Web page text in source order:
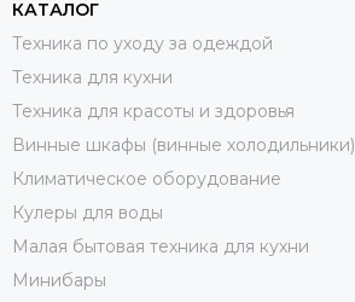
КАТАЛОГ
Техника по уходу за одеждой
Техника для кухни
Техника для красоты и здоровья
Винные шкафы (винные холодильники)
Климатическое оборудование
Кулеры для воды
Малая бытовая техника для кухни
Минибары